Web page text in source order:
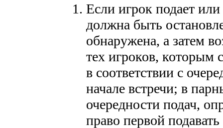
Если игрок подает
должна быть
обнаружена, а затем
тех игроков, которым
в соответствии с
начале встречи; в
очередности подач,
право первой